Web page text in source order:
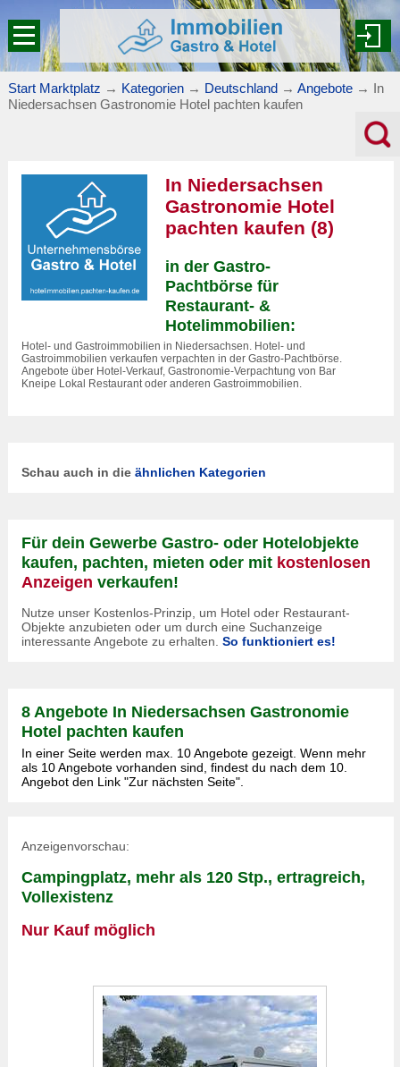
Start Marktplatz → Kategorien → Deutschland → Angebote → In
Niedersachsen Gastronomie Hotel pachten kaufen
In Niedersachsen
Gastronomie Hotel
pachten kaufen (8)
in der Gastro-
Pachtbörse für
Restaurant- &
Hotelimmobilien:
Hotel- und Gastroimmobilien in Niedersachsen. Hotel- und
Gastroimmobilien verkaufen verpachten in der Gastro-Pachtbörse.
Angebote über Hotel-Verkauf, Gastronomie-Verpachtung von Bar
Kneipe Lokal Restaurant oder anderen Gastroimmobilien.
Schau auch in die ähnlichen Kategorien
Für dein Gewerbe Gastro- oder Hotelobjekte
kaufen, pachten, mieten oder mit kostenlosen
Anzeigen verkaufen!
Nutze unser Kostenlos-Prinzip, um Hotel oder Restaurant-
Objekte anzubieten oder um durch eine Suchanzeige
interessante Angebote zu erhalten. So funktioniert es!
8 Angebote In Niedersachsen Gastronomie
Hotel pachten kaufen
In einer Seite werden max. 10 Angebote gezeigt. Wenn mehr
als 10 Angebote vorhanden sind, findest du nach dem 10.
Angebot den Link "Zur nächsten Seite".
Anzeigenvorschau:
Campingplatz, mehr als 120 Stp., ertragreich,
Vollexistenz
Nur Kauf möglich